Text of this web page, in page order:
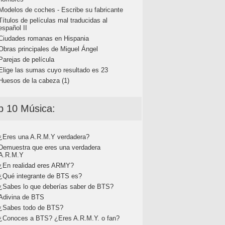
de coches - Escribe su fabricante
de películas mal traducidas al
II
romanas en Hispania
principales de Miguel Ángel
de película
las sumas cuyo resultado es 23
de la cabeza (1)
10 Música:
una A.R.M.Y verdadera?
que eres una verdadera
realidad eres ARMY?
integrante de BTS es?
lo que deberías saber de BTS?
de BTS
todo de BTS?
a BTS? ¿Eres A.R.M.Y. o fan?